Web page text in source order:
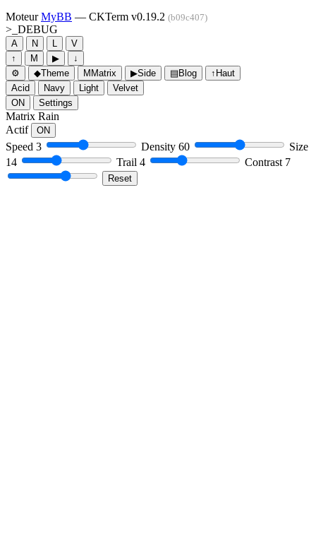
MoteurMyBB — CKTerm v0.19.2 (b09c407)
>_ DEBUG
A N L
V
↑
M ▶
↓
⚙
◆Theme M Matrix ▶Side ▤Blog ↑ Haut
Acid
Navy Light
Velvet
ON
Settings
Matrix Rain
Actif
ON
Speed 3 Density 60
Size
14
Trail 4 Contrast 7
Reset